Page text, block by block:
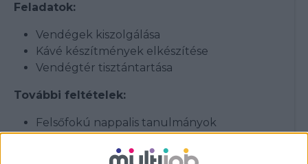
Feladatok:
Vendégek kiszolgálása
Kávé készítmények elkészítése
Vendégtér tisztántartása
További feltételek:
Felsőfokú nappalis tanulmányok
proaktivitás, gyorsaság